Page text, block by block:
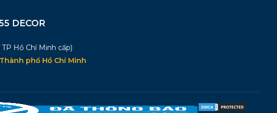
DECOR
Hồ Chí Minh cấp)
phố Hồ Chí Minh